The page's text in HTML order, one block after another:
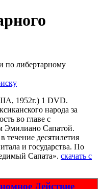
либертарному
1952г.) 1 DVD.
народа за
во главе с
Эмилиано Сапатой.
течение десятилетия
и государства. По
Сапата». скачать с
Действие